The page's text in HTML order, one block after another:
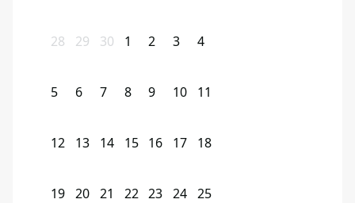
28 29 30 1 2 3 4
5 6 7 8 9 10 11
12 13 14 15 16 17 18
19 20 21 22 23 24 25